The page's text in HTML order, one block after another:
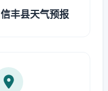
信丰县天气预报